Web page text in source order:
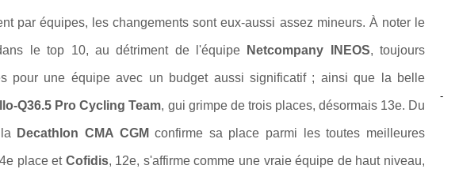
par équipes, les changements sont eux-aussi assez mineurs. À noter le
le top 10, au détriment de l'équipe Netcompany INEOS, toujours
pour une équipe avec un budget aussi significatif ; ainsi que la belle
Q36.5 Pro Cycling Team, gui grimpe de trois places, désormais 13e. Du
Decathlon CMA CGMconfirme sa place parmi les toutes meilleures
place et Cofidis, 12e, s'affirme comme une vraie équipe de haut niveau,
-